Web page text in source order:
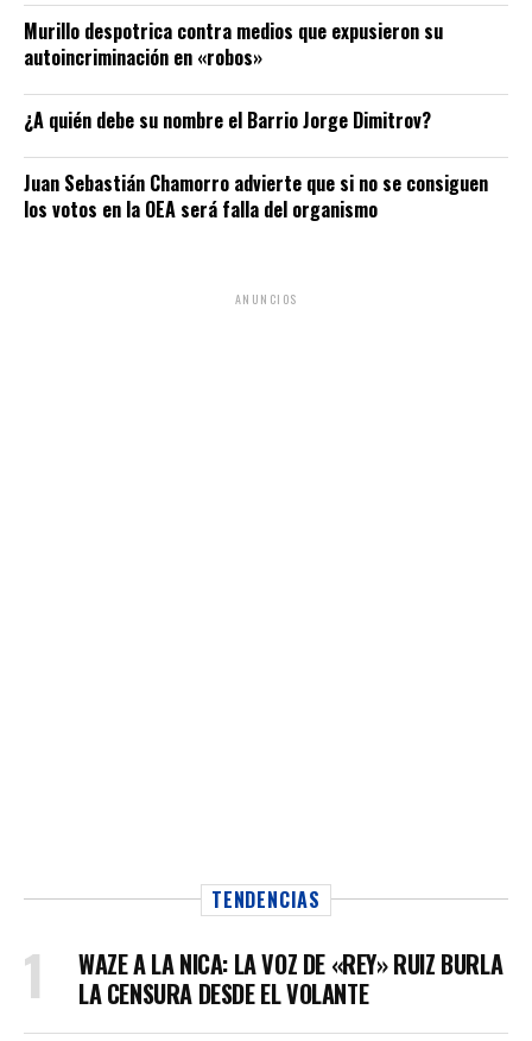
Murillo despotrica contra medios que expusieron su
autoincriminación en «robos»
¿A quién debe su nombre el Barrio Jorge Dimitrov?
Juan Sebastián Chamorro advierte que si no se consiguen
los votos en la OEA será falla del organismo
ANUNCIOS
TENDENCIAS
WAZE A LA NICA: LA VOZ DE «REY» RUIZ BURLA
LA CENSURA DESDE EL VOLANTE